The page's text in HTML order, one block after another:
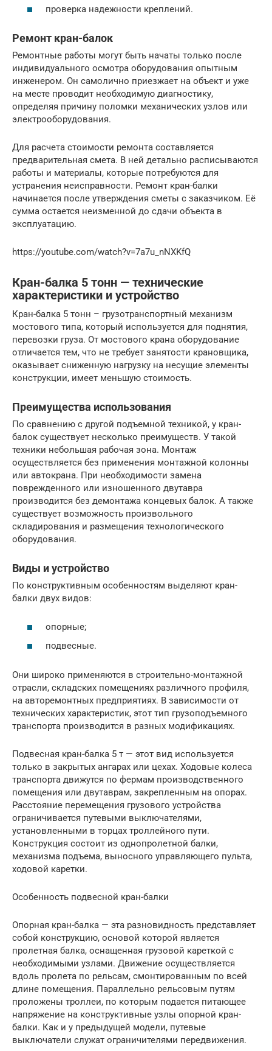
проверка надежности креплений.
Ремонт кран-балок
Ремонтные работы могут быть начаты только после
индивидуального осмотра оборудования опытным
инженером. Он самолично приезжает на объект и уже
на месте проводит необходимую диагностику,
определяя причину поломки механических узлов или
электрооборудования.
Для расчета стоимости ремонта составляется
предварительная смета. В ней детально расписываются
работы и материалы, которые потребуются для
устранения неисправности. Ремонт кран-балки
начинается после утверждения сметы с заказчиком. Её
сумма остается неизменной до сдачи объекта в
эксплуатацию.
https://youtube.com/watch?v=7a7u_nNXKfQ
Кран-балка 5 тонн — технические
характеристики и устройство
Кран-балка 5 тонн – грузотранспортный механизм
мостового типа, который используется для поднятия,
перевозки груза. От мостового крана оборудование
отличается тем, что не требует занятости крановщика,
оказывает сниженную нагрузку на несущие элементы
конструкции, имеет меньшую стоимость.
Преимущества использования
По сравнению с другой подъемной техникой, у кран-
балок существует несколько преимуществ. У такой
техники небольшая рабочая зона. Монтаж
осуществляется без применения монтажной колонны
или автокрана. При необходимости замена
поврежденного или изношенного двутавра
производится без демонтажа концевых балок. А также
существует возможность произвольного
складирования и размещения технологического
оборудования.
Виды и устройство
По конструктивным особенностям выделяют кран-
балки двух видов:
опорные;
подвесные.
Они широко применяются в строительно-монтажной
отрасли, складских помещениях различного профиля,
на авторемонтных предприятиях. В зависимости от
технических характеристик, этот тип грузоподъемного
транспорта производится в разных модификациях.
Подвесная кран-балка 5 т — этот вид используется
только в закрытых ангарах или цехах. Ходовые колеса
транспорта движутся по фермам производственного
помещения или двутаврам, закрепленным на опорах.
Расстояние перемещения грузового устройства
ограничивается путевыми выключателями,
установленными в торцах троллейного пути.
Конструкция состоит из однопролетной балки,
механизма подъема, выносного управляющего пульта,
ходовой каретки.
Особенность подвесной кран-балки
Опорная кран-балка — эта разновидность представляет
собой конструкцию, основой которой является
пролетная балка, оснащенная грузовой кареткой с
необходимыми узлами. Движение осуществляется
вдоль пролета по рельсам, смонтированным по всей
длине помещения. Параллельно рельсовым путям
проложены троллеи, по которым подается питающее
напряжение на конструктивные узлы опорной кран-
балки. Как и у предыдущей модели, путевые
выключатели служат ограничителями передвижения.